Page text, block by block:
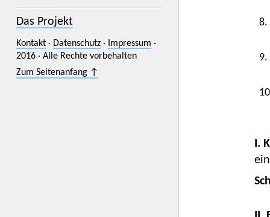
Das Projekt
Kontakt· Datenschutz· Impressum ·
2016 · Alle Rechte vorbehalten
Zum Seitenanfang ↑
8.
9.
I.